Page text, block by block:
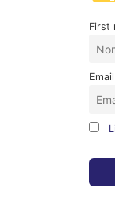
First
Email